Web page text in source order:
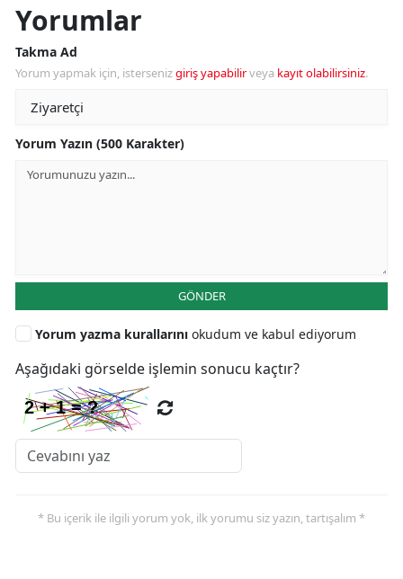
Yorumlar
Takma Ad
Yorum yapmak için, istersenizgiriş yapabilirveya kayıt olabilirsiniz.
Yorum Yazın (500 Karakter)
GÖNDER
Yorum yazma kurallarını okudum ve kabul ediyorum
Aşağıdaki görselde işlemin sonucu kaçtır?
* Bu içerik ile ilgili yorum yok, ilk yorumu siz yazın, tartışalım *